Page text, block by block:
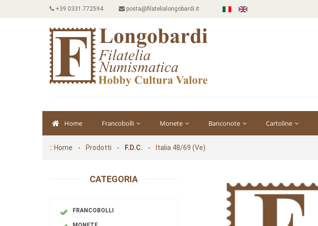
+39 0331.772594 posta@filatelialongobardi.it
Home Francobolli Monete Banconote Cartoline
:: Home - Prodotti - F.D.C. - Italia 48/69 (Ve)
CATEGORIA
FRANCOBOLLI